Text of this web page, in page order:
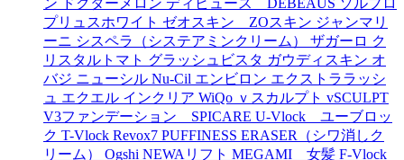
ン ドクターメロン ディビュース DEBEAUS ソルプロ
プリュスホワイト ゼオスキン ZOスキン ジャンマリ
ーニ シスペラ（システアミンクリーム） ザガーロ ク
リスタルトマト グラッシュビスタ ガウディスキン オ
バジ ニューシル Nu-Cil エンビロン エクストララッシ
ュ エクエル インクリア WiQo ｖスカルプト vSCULPT
V3ファンデーション SPICARE U-Vlock ユーブロッ
ク T-Vlock Revox7 PUFFINESS ERASER（シワ消しク
リーム）
Ogshi NEWAリフト MEGAMI 女髪 F-Vlock